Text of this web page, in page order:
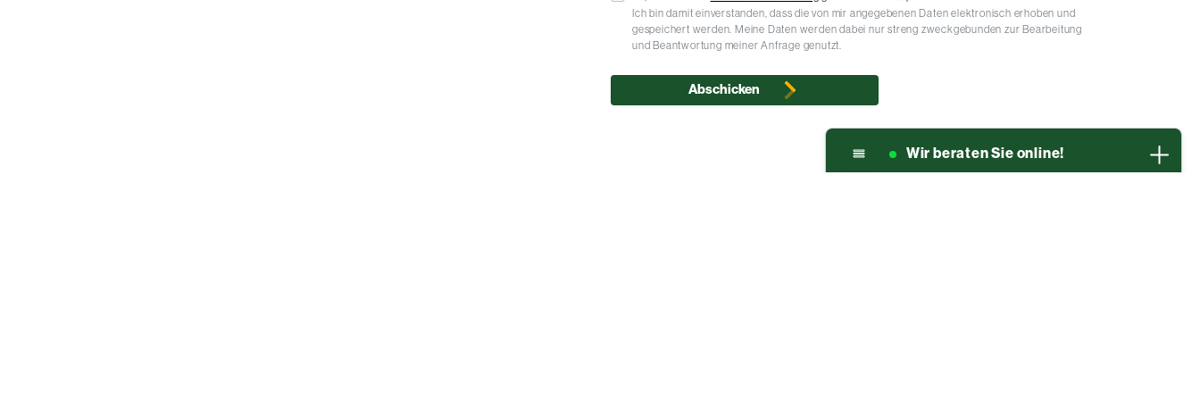
Ich bin damit einverstanden, dass die von mir angegebenen Daten elektronisch erhoben und
gespeichert werden. Meine Daten werden dabei nur streng zweckgebunden zur Bearbeitung
und Beantwortung meiner Anfrage genutzt.
Abschicken
Wir beraten Sie online!